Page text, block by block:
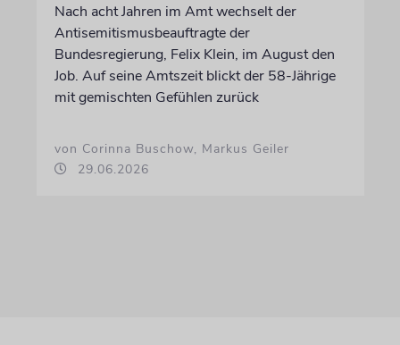
Nach acht Jahren im Amt wechselt der
Antisemitismusbeauftragte der
Bundesregierung, Felix Klein, im August den
Job. Auf seine Amtszeit blickt der 58-Jährige
mit gemischten Gefühlen zurück
von Corinna Buschow, Markus Geiler
29.06.2026